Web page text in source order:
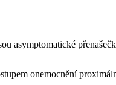
asymptomatické
onemocnění